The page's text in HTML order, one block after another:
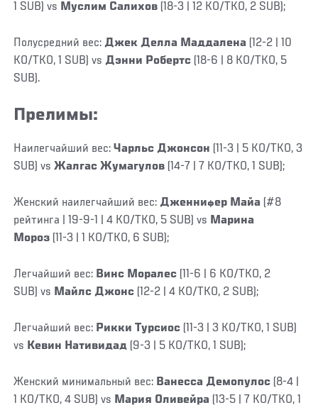
1 SUB) vs Муслим Салихов (18-3 | 12 KO/TKO, 2 SUB);
Полусредний вес:Джек Делла Маддалена (12-2 | 10
KO/TKO, 1 SUB) vsДэнни Робертс (18-6 | 8 KO/TKO, 5
SUB).
Прелимы:
Наилегчайший вес:Чарльс Джонсон (11-3 | 5 KO/TKO, 3
SUB) vsЖалгас Жумагулов (14-7 | 7 KO/TKO, 1 SUB);
Женский наилегчайший вес: Дженнифер Майа (#8
рейтинга | 19-9-1 | 4 KO/TKO, 5 SUB) vs Марина
Мороз (11-3 | 1 KO/TKO, 6 SUB);
Легчайший вес: Винс Моралес (11-6 | 6 KO/TKO, 2
SUB) vs Майлс Джонс (12-2 | 4 KO/TKO, 2 SUB);
Легчайший вес: Рикки Турсиос (11-3 | 3 KO/TKO, 1 SUB)
vs Кевин Нативидад (9-3 | 5 KO/TKO, 1 SUB);
Женский минимальный вес: Ванесса Демопулос (8-4 |
1 KO/TKO, 4 SUB) vs Мария Оливейра (13-5 | 7 KO/TKO, 1